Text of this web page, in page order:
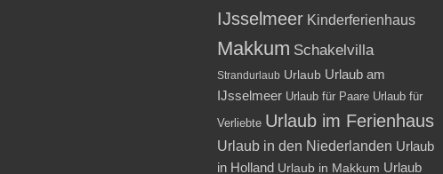
IJsselmeer Kinderferienhaus
Makkum Schakelvilla
Strandurlaub Urlaub Urlaub am
IJsselmeer Urlaub für Paare Urlaub für
Verliebte Urlaub im Ferienhaus
Urlaub in den Niederlanden Urlaub
in Holland Urlaub in Makkum Urlaub